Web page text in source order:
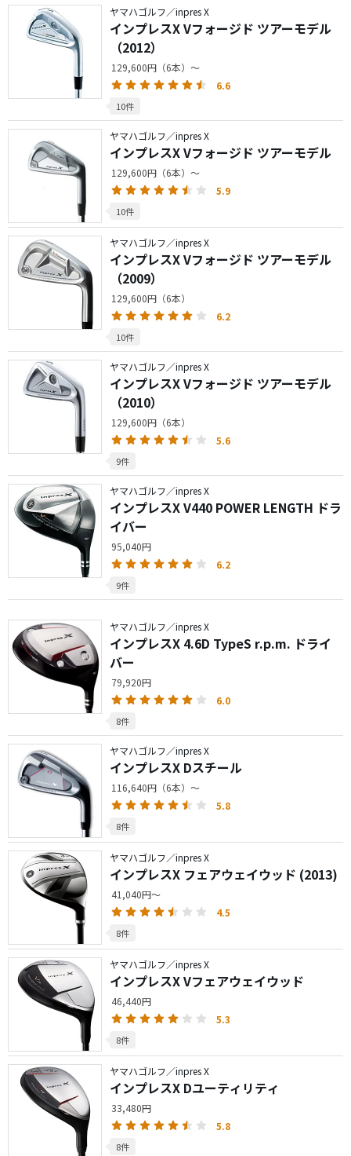
ヤマハゴルフ／inpres X
インプレスX Vフォージド ツアーモデル
（2012）
129,600円（6本）～
6.6
10件
ヤマハゴルフ／inpres X
インプレスX Vフォージド ツアーモデル
129,600円（6本）～
5.9
10件
ヤマハゴルフ／inpres X
インプレスX Vフォージド ツアーモデル
（2009）
129,600円（6本）
6.2
10件
ヤマハゴルフ／inpres X
インプレスX Vフォージド ツアーモデル
（2010）
129,600円（6本）
5.6
9件
ヤマハゴルフ／inpres X
インプレスX V440 POWER LENGTH ドラ
イバー
95,040円
6.2
9件
ヤマハゴルフ／inpres X
インプレスX 4.6D TypeS r.p.m. ドライ
バー
79,920円
6.0
8件
ヤマハゴルフ／inpres X
インプレスX Dスチール
116,640円（6本）～
5.8
8件
ヤマハゴルフ／inpres X
インプレスX フェアウェイウッド (2013)
41,040円～
4.5
8件
ヤマハゴルフ／inpres X
インプレスX Vフェアウェイウッド
46,440円
5.3
8件
ヤマハゴルフ／inpres X
インプレスX Dユーティリティ
33,480円
5.8
8件